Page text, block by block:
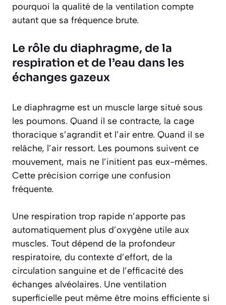
pourquoi la qualité de la ventilation compte
autant que sa fréquence brute.
Le rôle du diaphragme, de la
respiration et de l’eau dans les
échanges gazeux
Le diaphragme est un muscle large situé sous
les poumons. Quand il se contracte, la cage
thoracique s’agrandit et l’air entre. Quand il se
relâche, l’air ressort. Les poumons suivent ce
mouvement, mais ne l’initient pas eux-mêmes.
Cette précision corrige une confusion
fréquente.
Une respiration trop rapide n’apporte pas
automatiquement plus d’oxygène utile aux
muscles. Tout dépend de la profondeur
respiratoire, du contexte d’effort, de la
circulation sanguine et de l’efficacité des
échanges alvéolaires. Une ventilation
superficielle peut même être moins efficiente si